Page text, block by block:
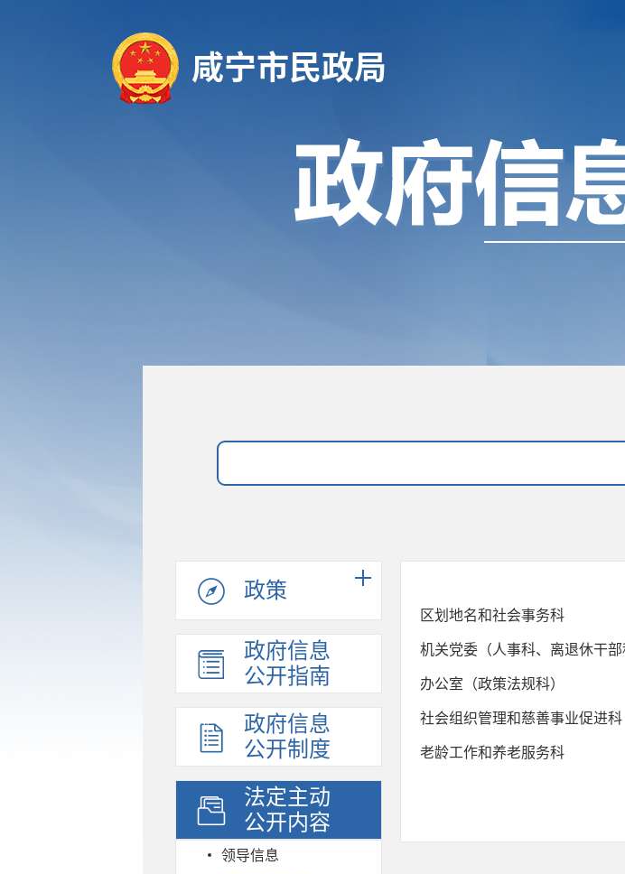
咸宁市民政局
政策
政府信息
公开指南
政府信息
公开制度
法定主动
公开内容
领导信息
区划地名和社会事务科
机关党委（人事科、离退休干部
办公室（政策法规科）
社会组织管理和慈善事业促进科
老龄工作和养老服务科